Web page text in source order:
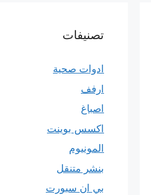
تصنيفات
ادوات صحية
ارفف
اصباغ
اكسس بوينت
المونيوم
بنشر متنقل
بي ان سبورت